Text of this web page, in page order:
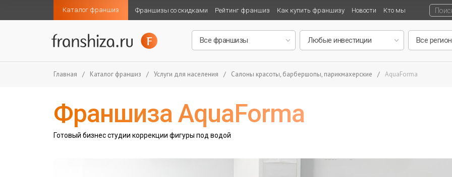
Каталог франшиз Франшизы со скидками Рейтинг франшиз Как купить франшизу Новости Кто мы
Главная / Каталог франшиз / Услуги для населения / Салоны красоты, барбершопы, парикмахерские / AquaForma
Франшиза AquaForma
Готовый бизнес студии коррекции фигуры под водой